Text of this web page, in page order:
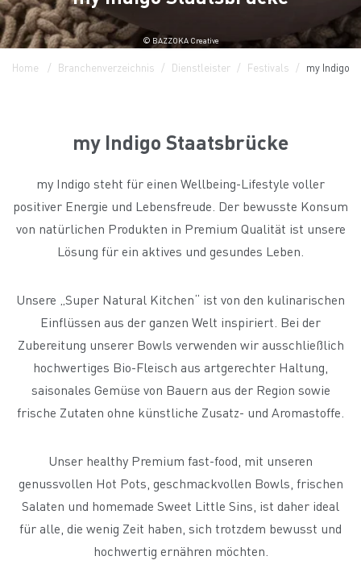
© BAZZOKA Creative
Home Branchenverzeichnis Dienstleister Festivals my Indigo
my Indigo Staatsbrücke
my Indigo steht für einen Wellbeing-Lifestyle voller
positiver Energie und Lebensfreude. Der bewusste Konsum
von natürlichen Produkten in Premium Qualität ist unsere
Lösung für ein aktives und gesundes Leben.
Unsere „Super Natural Kitchen“ ist von den kulinarischen
Einflüssen aus der ganzen Welt inspiriert. Bei der
Zubereitung unserer Bowls verwenden wir ausschließlich
hochwertiges Bio-Fleisch aus artgerechter Haltung,
saisonales Gemüse von Bauern aus der Region sowie
frische Zutaten ohne künstliche Zusatz- und Aromastoffe.
Unser healthy Premium fast-food, mit unseren
genussvollen Hot Pots, geschmackvollen Bowls, frischen
Salaten und homemade Sweet Little Sins, ist daher ideal
für alle, die wenig Zeit haben, sich trotzdem bewusst und
hochwertig ernähren möchten.